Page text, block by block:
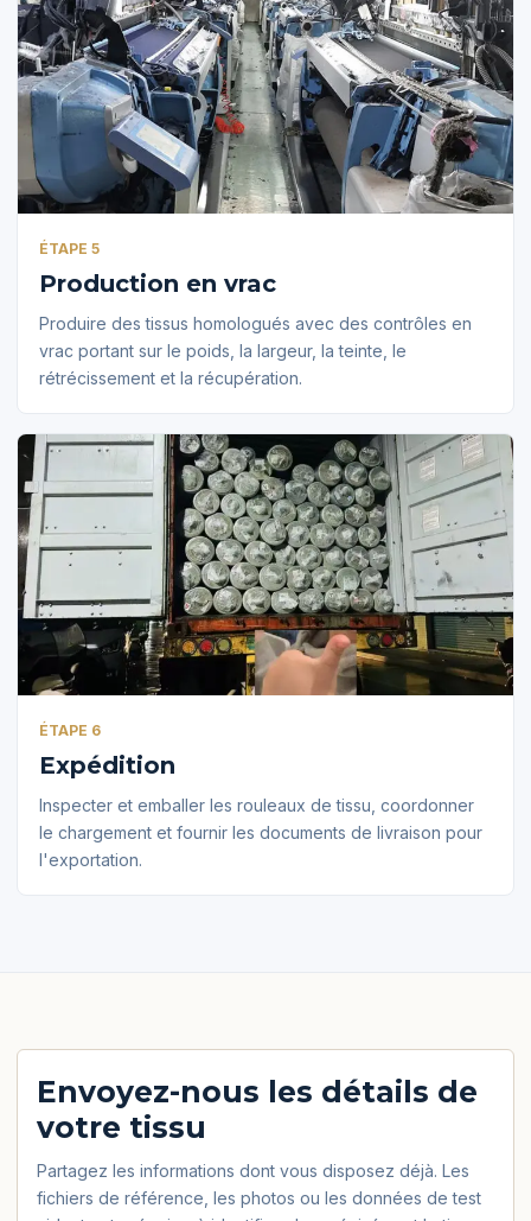
ÉTAPE 5
Production en vrac
Produire des tissus homologués avec des contrôles en
vrac portant sur le poids, la largeur, la teinte, le
rétrécissement et la récupération.
ÉTAPE 6
Expédition
Inspecter et emballer les rouleaux de tissu, coordonner
le chargement et fournir les documents de livraison pour
l'exportation.
Envoyez-nous les détails de
votre tissu
Partagez les informations dont vous disposez déjà. Les
fichiers de référence, les photos ou les données de test